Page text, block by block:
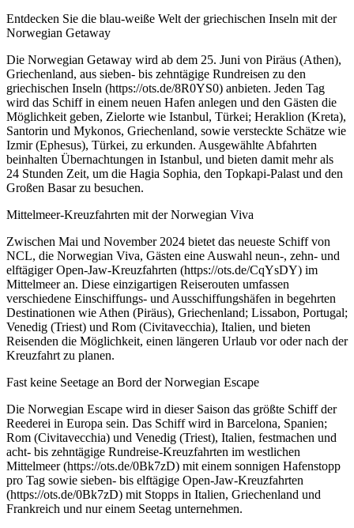
Entdecken Sie die blau-weiße Welt der griechischen Inseln mit der
Norwegian Getaway
Die Norwegian Getaway wird ab dem 25. Juni von Piräus (Athen),
Griechenland, aus sieben- bis zehntägige Rundreisen zu den
griechischen Inseln (https://ots.de/8R0YS0) anbieten. Jeden Tag
wird das Schiff in einem neuen Hafen anlegen und den Gästen die
Möglichkeit geben, Zielorte wie Istanbul, Türkei; Heraklion (Kreta),
Santorin und Mykonos, Griechenland, sowie versteckte Schätze wie
Izmir (Ephesus), Türkei, zu erkunden. Ausgewählte Abfahrten
beinhalten Übernachtungen in Istanbul, und bieten damit mehr als
24 Stunden Zeit, um die Hagia Sophia, den Topkapi-Palast und den
Großen Basar zu besuchen.
Mittelmeer-Kreuzfahrten mit der Norwegian Viva
Zwischen Mai und November 2024 bietet das neueste Schiff von
NCL, die Norwegian Viva, Gästen eine Auswahl neun-, zehn- und
elftägiger Open-Jaw-Kreuzfahrten (https://ots.de/CqYsDY) im
Mittelmeer an. Diese einzigartigen Reiserouten umfassen
verschiedene Einschiffungs- und Ausschiffungshäfen in begehrten
Destinationen wie Athen (Piräus), Griechenland; Lissabon, Portugal;
Venedig (Triest) und Rom (Civitavecchia), Italien, und bieten
Reisenden die Möglichkeit, einen längeren Urlaub vor oder nach der
Kreuzfahrt zu planen.
Fast keine Seetage an Bord der Norwegian Escape
Die Norwegian Escape wird in dieser Saison das größte Schiff der
Reederei in Europa sein. Das Schiff wird in Barcelona, Spanien;
Rom (Civitavecchia) und Venedig (Triest), Italien, festmachen und
acht- bis zehntägige Rundreise-Kreuzfahrten im westlichen
Mittelmeer (https://ots.de/0Bk7zD) mit einem sonnigen Hafenstopp
pro Tag sowie sieben- bis elftägige Open-Jaw-Kreuzfahrten
(https://ots.de/0Bk7zD) mit Stopps in Italien, Griechenland und
Frankreich und nur einem Seetag unternehmen.